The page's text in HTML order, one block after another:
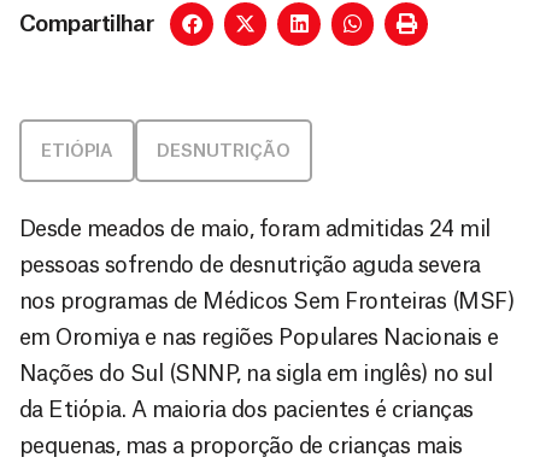
Compartilhar
ETIÓPIA DESNUTRIÇÃO
Desde meados de maio, foram admitidas 24 mil
pessoas sofrendo de desnutrição aguda severa
nos programas de Médicos Sem Fronteiras (MSF)
em Oromiya e nas regiões Populares Nacionais e
Nações do Sul (SNNP, na sigla em inglês) no sul
da Etiópia. A maioria dos pacientes é crianças
pequenas, mas a proporção de crianças mais